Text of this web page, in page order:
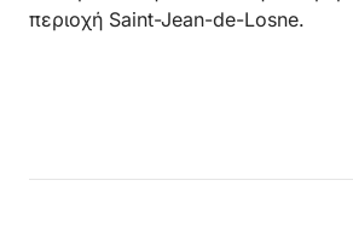
περιοχή Saint-Jean-de-Losne.